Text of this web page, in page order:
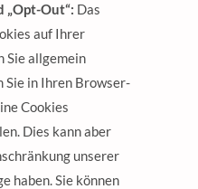
„Opt-Out“: Das
auf Ihrer
Sie allgemein
Sie in Ihren Browser-
Cookies
Dies kann aber
unserer
haben. Sie können